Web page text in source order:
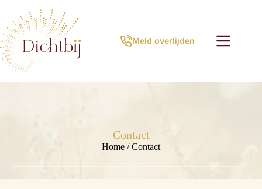
de
inhoud
Meld overlijden
Contact
Home /Contact